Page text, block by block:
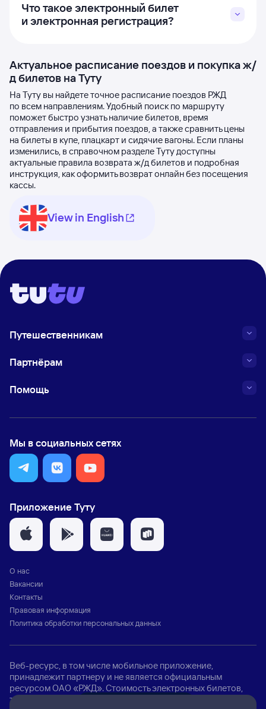
Что такое электронный билет
и электронная регистрация?
Актуальное расписание поездов и покупка ж/
д билетов на Туту
На Туту вы найдете точное расписание поездов РЖД
по всем направлениям. Удобный поиск по маршруту
поможет быстро узнать наличие билетов, время
отправления и прибытия поездов, а также сравнить цены
на билеты в купе, плацкарт и сидячие вагоны. Если планы
изменились, в справочном разделе Туту доступны
актуальные правила возврата ж/д билетов и подробная
инструкция, как оформить возврат онлайн без посещения
кассы.
View in English
Путешественникам
Партнёрам
Помощь
Мы в социальных сетях
Приложение Туту
О нас
Вакансии
Контакты
Правовая информация
Политика обработки персональных данных
Веб-ресурс, в том числе мобильное приложение,
принадлежит партнеру и не является официальным
ресурсом ОАО «РЖД». Стоимость электронных билетов,
талонов, электронных перевозочных документов, услуг